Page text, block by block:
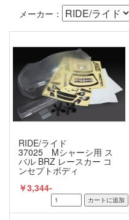
メーカー：
RIDE/ライド
37025 Mシャーシ用 ス
バル BRZ レースカー コ
ンセプトボディ
￥3,344-